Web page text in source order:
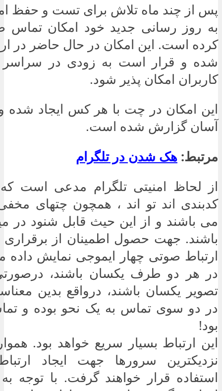
پس از چند ماه تلاش برای تست و حفظ
به روز رسانی جدید خود امکان تماس
کرده است. این امکان در حال حاضر در
شده و قرار است به زودی در سراسر
کاربران امکان پذیر شود.
این امکان در چت با هر کس ایجاد شده
آسان گزارش شده است.
مرتبط: هک شدن در تلگرام
از لحاظ امنیتی تلگرام مدعی است که
کدبندی اند تو اند ، همچون چتهای
می باشند و از این حیث قابل شنود در
باشند. جهت حصول اطمینان از
ارتباط صوتی چهار ایموجی نمایش داده
در هر دو طرف یکسان باشند،
تصویر یکسان باشند، درواقع بدین
در دو سوی تماس به یک نحو بوده و
بود!
این ارتباط بسیار سریع خواهد بود.
نزدیکترین سرورها جهت ایجاد
استفاده قرار خواهند گرفت. با توجه